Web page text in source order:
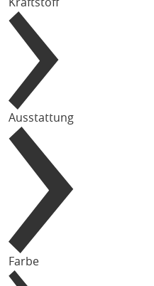
Kraftstoff
Ausstattung
Farbe